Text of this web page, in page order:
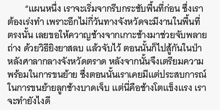
“แผนหนึ่ง เราจะเริ่มจากรีบกระชับพื้นที่ก่อน ซึ่งเรา
ต้องเร่งทำ เพราะอีกไม่กี่วันทางจังหวัดจะมีงานในพื้นที่
ตรงนั้น เลยขอให้ควาญช้างจากเกาะช้างมาช่วยจับพลาย
ถ่าง ด้วยวิธียิงยาสลบ แล้วจับไว้ ตอนนั้นก็ไปสู้กันในป่า
หลังศาลากลางจังหวัดตราด หลังจากนั้นจึงเตรียมความ
พร้อมในการขนย้าย ซึ่งตอนนั้นเราเคยมีแต่ประสบการณ์
ในการขนย้ายลูกช้างบาดเจ็บ แต่นี่คือช้างโตแข็งแรง เรา
จะทำยังไงดี